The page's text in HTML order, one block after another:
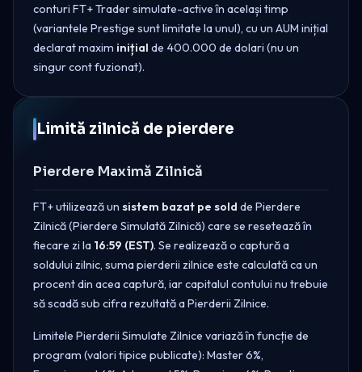
conturi FT+ Trader simulate-active în același timp
(variantele Prestige sunt limitate la unul), cu un AUM inițial
declarat maxim inițial de 400.000 de dolari (nu un
singur cont fuzionat).
Limită zilnică de pierdere
Pierdere Maximă Zilnică
FT+ utilizează un sistem bazat pe sold de Pierdere
Zilnică (Pierdere Simulată Zilnică) care se resetează în
fiecare zi la 16:59 (EST). Se realizează o captură a
soldului zilnic, suma pierderii zilnice este calculată ca un
procent din acea captură, iar capitalul contului nu trebuie
să scadă sub cifra rezultată a Pierderii Zilnice.
Limitele Pierderii Simulate Zilnice variază în funcție de
program (valori tipice publicate): Master 6%,